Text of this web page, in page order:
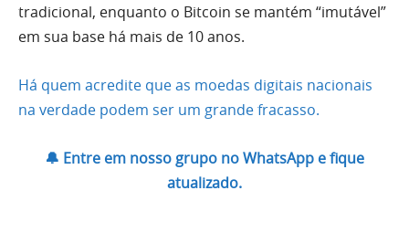
tradicional, enquanto o Bitcoin se mantém “imutável”
em sua base há mais de 10 anos.
Há quem acredite que as moedas digitais nacionais
na verdade podem ser um grande fracasso.
🔔 Entre em nosso grupo no WhatsApp e fique
atualizado.